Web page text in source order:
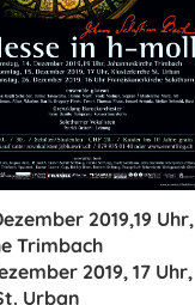
2019,19 Uhr,
Trimbach
2019, 17 Uhr,
Urban